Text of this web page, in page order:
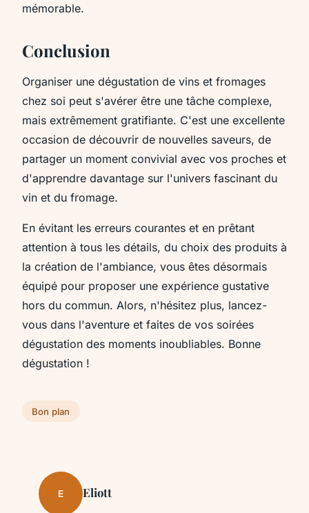
mémorable.
Conclusion
Organiser une dégustation de vins et fromages
chez soi peut s'avérer être une tâche complexe,
mais extrêmement gratifiante. C'est une excellente
occasion de découvrir de nouvelles saveurs, de
partager un moment convivial avec vos proches et
d'apprendre davantage sur l'univers fascinant du
vin et du fromage.
En évitant les erreurs courantes et en prêtant
attention à tous les détails, du choix des produits à
la création de l'ambiance, vous êtes désormais
équipé pour proposer une expérience gustative
hors du commun. Alors, n'hésitez plus, lancez-
vous dans l'aventure et faites de vos soirées
dégustation des moments inoubliables. Bonne
dégustation !
Bon plan
E Eliott